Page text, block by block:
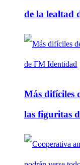
de la lealtad
Más difíciles
las figuritas